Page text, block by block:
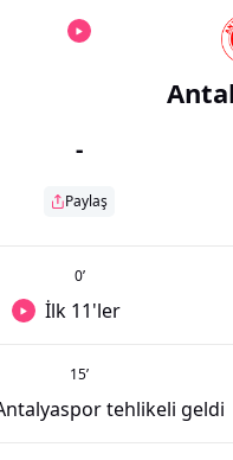
-
Paylaş
0’
İlk 11'ler
15’
tehlikeli geldi